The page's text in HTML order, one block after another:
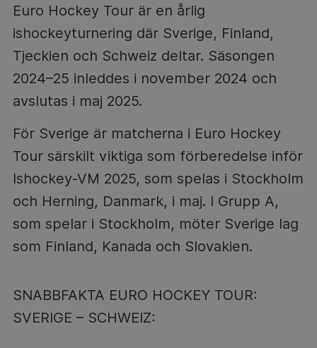
Euro Hockey Tour är en årlig
ishockeyturnering där Sverige, Finland,
Tjeckien och Schweiz deltar. Säsongen
2024–25 inleddes i november 2024 och
avslutas i maj 2025.
För Sverige är matcherna i Euro Hockey
Tour särskilt viktiga som förberedelse inför
Ishockey-VM 2025, som spelas i Stockholm
och Herning, Danmark, i maj. I Grupp A,
som spelar i Stockholm, möter Sverige lag
som Finland, Kanada och Slovakien.
SNABBFAKTA EURO HOCKEY TOUR:
SVERIGE – SCHWEIZ: